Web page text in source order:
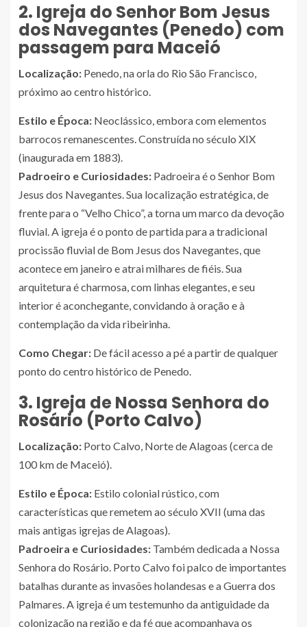
2. Igreja do Senhor Bom Jesus
dos Navegantes (Penedo) com
passagem para Maceió
Localização: Penedo, na orla do Rio São Francisco,
próximo ao centro histórico.
Estilo e Época: Neoclássico, embora com elementos
barrocos remanescentes. Construída no século XIX
(inaugurada em 1883).
Padroeiro e Curiosidades: Padroeira é o Senhor Bom
Jesus dos Navegantes. Sua localização estratégica, de
frente para o “Velho Chico”, a torna um marco da devoção
fluvial. A igreja é o ponto de partida para a tradicional
procissão fluvial de Bom Jesus dos Navegantes, que
acontece em janeiro e atrai milhares de fiéis. Sua
arquitetura é charmosa, com linhas elegantes, e seu
interior é aconchegante, convidando à oração e à
contemplação da vida ribeirinha.
Como Chegar: De fácil acesso a pé a partir de qualquer
ponto do centro histórico de Penedo.
3. Igreja de Nossa Senhora do
Rosário (Porto Calvo)
Localização: Porto Calvo, Norte de Alagoas (cerca de
100 km de Maceió).
Estilo e Época: Estilo colonial rústico, com
características que remetem ao século XVII (uma das
mais antigas igrejas de Alagoas).
Padroeira e Curiosidades: Também dedicada a Nossa
Senhora do Rosário. Porto Calvo foi palco de importantes
batalhas durante as invasões holandesas e a Guerra dos
Palmares. A igreja é um testemunho da antiguidade da
colonização na região e da fé que acompanhava os